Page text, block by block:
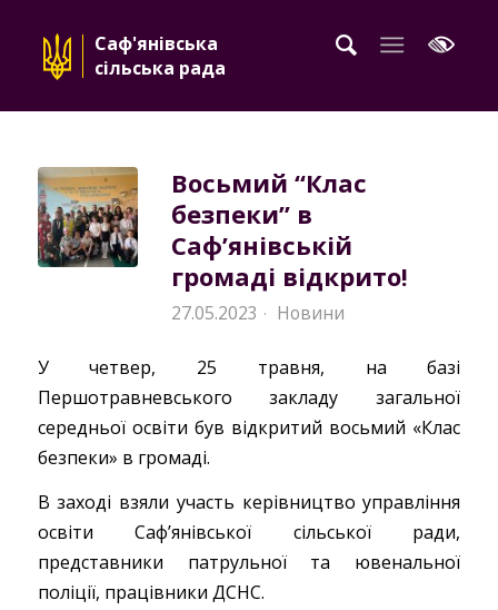
Саф'янівська
сільська рада
Восьмий “Клас
безпеки” в
Саф’янівській
громаді відкрито!
27.05.2023 · Новини
У четвер, 25 травня, на базі
Першотравневського закладу загальної
середньої освіти був відкритий восьмий «Клас
безпеки» в громаді.
В заході взяли участь керівництво управління
освіти Саф’янівської сільської ради,
представники патрульної та ювенальної
поліції, працівники ДСНС.